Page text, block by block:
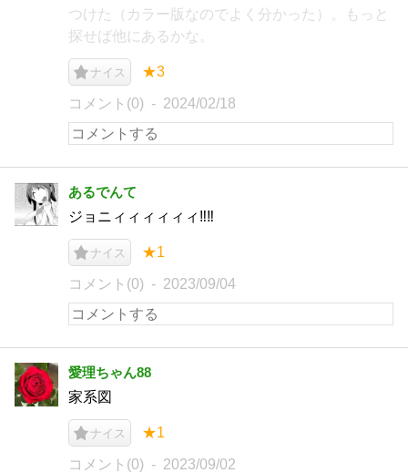
つけた（カラー版なのでよく分かった）。もっと
探せば他にあるかな。
ナイス ★3
コメント(0) 2024/02/18
あるでんて
ジョニィィィィィィ‼️‼️
ナイス ★1
コメント(0) 2023/09/04
愛理ちゃん88
家系図
ナイス ★1
コメント(0) 2023/09/02